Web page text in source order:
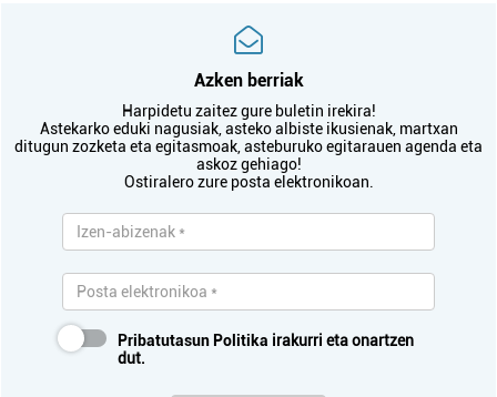
Azken berriak
Harpidetu zaitez gure buletin irekira!
Astekarko eduki nagusiak, asteko albiste ikusienak, martxan
ditugun zozketa eta egitasmoak, asteburuko egitarauen agenda eta
askoz gehiago!
Ostiralero zure posta elektronikoan.
Pribatutasun Politika irakurri eta onartzen
dut.